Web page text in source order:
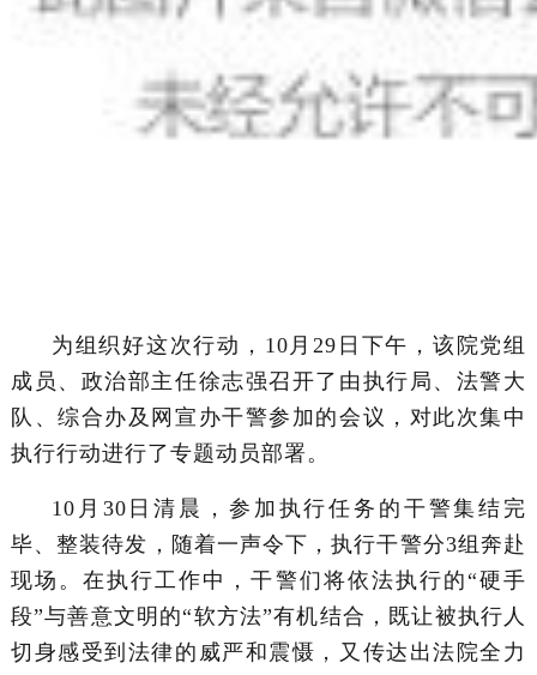
为组织好这次行动，10月29日下午，该院党组
成员、政治部主任徐志强召开了由执行局、法警大
队、综合办及网宣办干警参加的会议，对此次集中
执行行动进行了专题动员部署。
10月30日清晨，参加执行任务的干警集结完
毕、整装待发，随着一声令下，执行干警分3组奔赴
现场。在执行工作中，干警们将依法执行的“硬手
段”与善意文明的“软方法”有机结合，既让被执行人
切身感受到法律的威严和震慑，又传达出法院全力